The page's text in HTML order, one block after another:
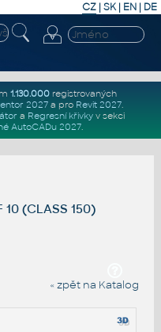
CZ | SK| EN | DE
1.130.000registrovaných
2027a pro Revit 2027.
a Regresní křivkyv sekci
AutoCADu 2027.
(CLASS 150)
« zpět na Katalog